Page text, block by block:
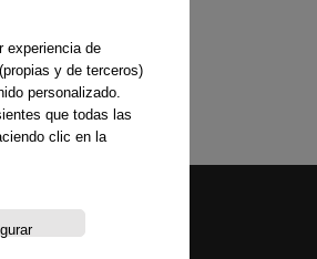
experiencia de
y de terceros)
personalizado.
que todas las
clic en la